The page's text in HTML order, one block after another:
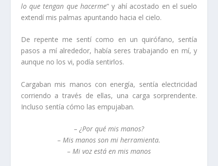
lo que tengan que hacerme” y ahí acostado en el suelo
extendí mis palmas apuntando hacia el cielo.
De repente me sentí como en un quirófano, sentía
pasos a mí alrededor, había seres trabajando en mí, y
aunque no los vi, podía sentirlos.
Cargaban mis manos con energía, sentía electricidad
corriendo a través de ellas, una carga sorprendente.
Incluso sentía cómo las empujaban.
– ¿Por qué mis manos?
– Mis manos son mi herramienta.
– Mi voz está en mis manos